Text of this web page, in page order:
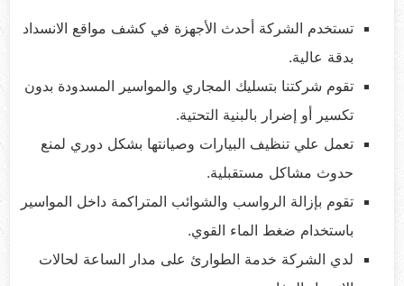
تستخدم الشركة أحدث الأجهزة في كشف مواقع الانسداد
بدقة عالية.
تقوم شركتنا بتسليك المجاري والمواسير المسدودة بدون
تكسير أو إضرار بالبنية التحتية.
تعمل علي تنظيف البيارات وصيانتها بشكل دوري لمنع
حدوث مشاكل مستقبلية.
تقوم بإزالة الرواسب والشوائب المتراكمة داخل المواسير
باستخدام ضغط الماء القوي.
لدي الشركة خدمة الطوارئ على مدار الساعة لحالات